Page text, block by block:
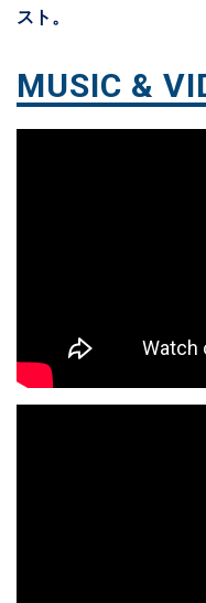
スト。
MUSIC &